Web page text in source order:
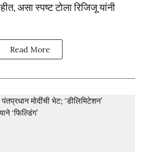
असा स्पष्ट टोला रिजिजू यांनी
Read More